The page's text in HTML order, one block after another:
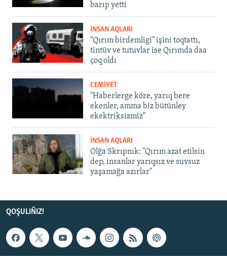
barıp yetti
İNSAN AQLARI
"Qırım birdemligi" işini toqtattı,
tintüv ve tutuvlar ise Qırımda daa
çoq oldı
CEMİYET
"Haberlerge köre, yarıq bere
ekenler, amma biz bütünley
ekektriksizmiz"
İNSAN AQLARI
Olğa Skrıpnık: "Qırım azat etilsin
dep, insanlar yarıqsız ve suvsuz
yaşamağa azırlar"
QOŞULIÑIZ!